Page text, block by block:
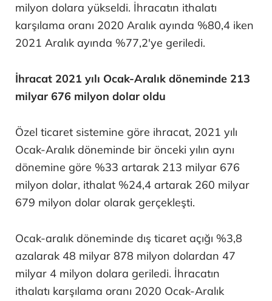
milyon dolara yükseldi. İhracatın ithalatı
karşılama oranı 2020 Aralık ayında %80,4 iken
2021 Aralık ayında %77,2'ye geriledi.
İhracat 2021 yılı Ocak-Aralık döneminde 213
milyar 676 milyon dolar oldu
Özel ticaret sistemine göre ihracat, 2021 yılı
Ocak-Aralık döneminde bir önceki yılın aynı
dönemine göre %33 artarak 213 milyar 676
milyon dolar, ithalat %24,4 artarak 260 milyar
679 milyon dolar olarak gerçekleşti.
Ocak-aralık döneminde dış ticaret açığı %3,8
azalarak 48 milyar 878 milyon dolardan 47
milyar 4 milyon dolara geriledi. İhracatın
ithalatı karşılama oranı 2020 Ocak-Aralık